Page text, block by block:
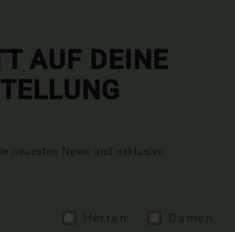
AUF DEINE
neuesten News und exklusive